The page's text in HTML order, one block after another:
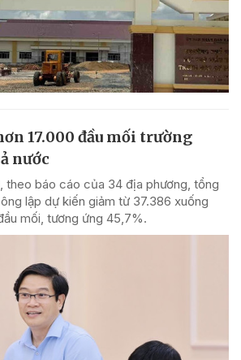
17.000 đầu mối trường
nước
theo báo cáo của 34 địa phương, tổng
lập dự kiến giảm từ 37.386 xuống
mối, tương ứng 45,7%.